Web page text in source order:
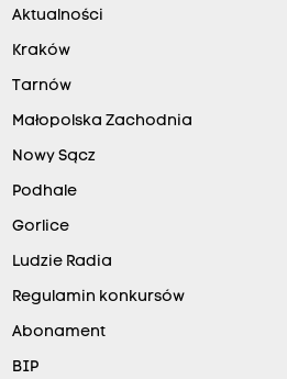
Aktualności
Kraków
Tarnów
Małopolska Zachodnia
Nowy Sącz
Podhale
Gorlice
Ludzie Radia
Regulamin konkursów
Abonament
BIP